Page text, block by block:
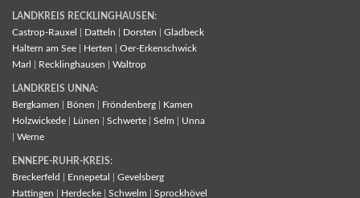
LANDKREIS RECKLINGHAUSEN:
Castrop-Rauxel
Datteln Dorsten
Gladbeck
Haltern am See
Herten
Oer-Erkenschwick
Marl
Recklinghausen Waltrop
LANDKREIS UNNA:
Bergkamen
Bönen Fröndenberg
Kamen
Holzwickede
Lünen Schwerte Selm
Unna
Werne
ENNEPE-RUHR-KREIS:
Breckerfeld
Ennepetal
Gevelsberg
Hattingen
Herdecke Schwelm Sprockhövel